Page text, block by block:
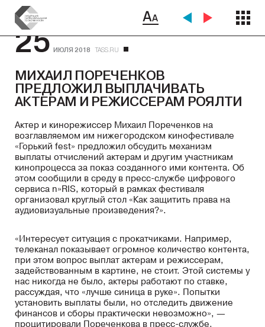
25 ИЮЛЯ 2018 TASS.RU
МИХАИЛ ПОРЕЧЕНКОВ
ПРЕДЛОЖИЛ ВЫПЛАЧИВАТЬ
АКТЕРАМ И РЕЖИССЕРАМ РОЯЛТИ
Актер и кинорежиссер Михаил Пореченков на
возглавляемом им нижегородском кинофестивале
«Горький fest» предложил обсудить механизм
выплаты отчислений актерам и другим участникам
кинопроцесса за показ созданного ими контента. Об
этом сообщили в среду в пресс-службе цифрового
сервиса n»RIS, который в рамках фестиваля
организовал круглый стол «Как защитить права на
аудиовизуальные произведения?».
«Интересует ситуация с прокатчиками. Например,
телеканал показывает огромное количество контента,
при этом вопрос выплат актерам и режиссерам,
задействованным в картине, не стоит. Этой системы у
нас никогда не было, актеры работают по ставке,
рассуждая, что «лучше синица в руке». Попытки
установить выплаты были, но отследить движение
финансов и сборы практически невозможно», —
процитировали Пореченкова в пресс-службе.